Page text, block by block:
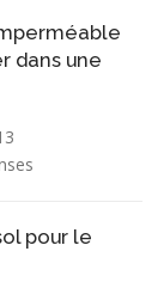
dans une
pour le